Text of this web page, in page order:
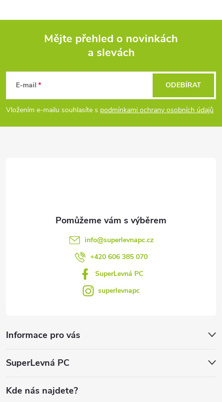
p
a
Mějte přehled o novinkách
a slevách
E-mail
Vložením e-mailu souhlasíte s podmínkami ochrany osobních údajů
ODEBÍRAT
info@superlevnapc.cz
+420 606 385 070
SuperLevná PC
superlevnapc
Informace pro vás
SuperLevná PC
Kde nás najdete?